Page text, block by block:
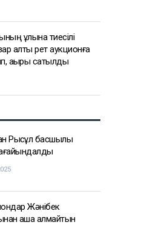
ұлына тиесілі
алты рет аукционға
ақыры сатылды
Рысқұл басшылық
Жәнібек
қаша алмайтын